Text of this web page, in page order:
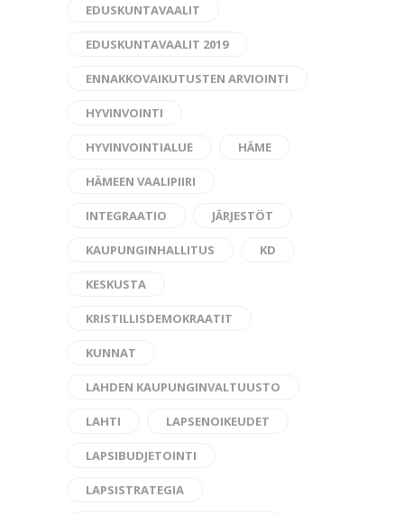
EDUSKUNTAVAALIT
EDUSKUNTAVAALIT 2019
ENNAKKOVAIKUTUSTEN ARVIOINTI
HYVINVOINTI
HYVINVOINTIALUE HÄME
HÄMEEN VAALIPIIRI
INTEGRAATIO JÄRJESTÖT
KAUPUNGINHALLITUS KD
KESKUSTA
KRISTILLISDEMOKRAATIT
KUNNAT
LAHDEN KAUPUNGINVALTUUSTO
LAHTI LAPSENOIKEUDET
LAPSIBUDJETOINTI
LAPSISTRATEGIA